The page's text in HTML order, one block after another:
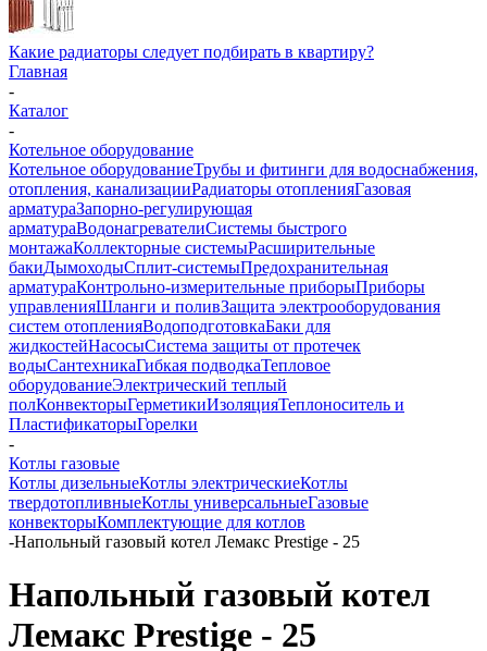
Какие радиаторы следует подбирать в квартиру?
Главная
-
Каталог
-
Котельное оборудование
Котельное оборудованиеТрубы и фитинги для водоснабжения,
отопления, канализацииРадиаторы отопленияГазовая
арматураЗапорно-регулирующая
арматураВодонагревателиСистемы быстрого
монтажаКоллекторные системыРасширительные
бакиДымоходыСплит-системыПредохранительная
арматураКонтрольно-измерительные приборыПриборы
управленияШланги и поливЗащита электрооборудования
систем отопленияВодоподготовкаБаки для
жидкостейНасосыСистема защиты от протечек
водыСантехникаГибкая подводкаТепловое
оборудованиеЭлектрический теплый
полКонвекторыГерметикиИзоляцияТеплоноситель и
ПластификаторыГорелки
-
Котлы газовые
Котлы дизельныеКотлы электрическиеКотлы
твердотопливныеКотлы универсальныеГазовые
конвекторыКомплектующие для котлов
-Напольный газовый котел Лемакс Prestige - 25
Напольный газовый котел
Лемакс Prestige - 25